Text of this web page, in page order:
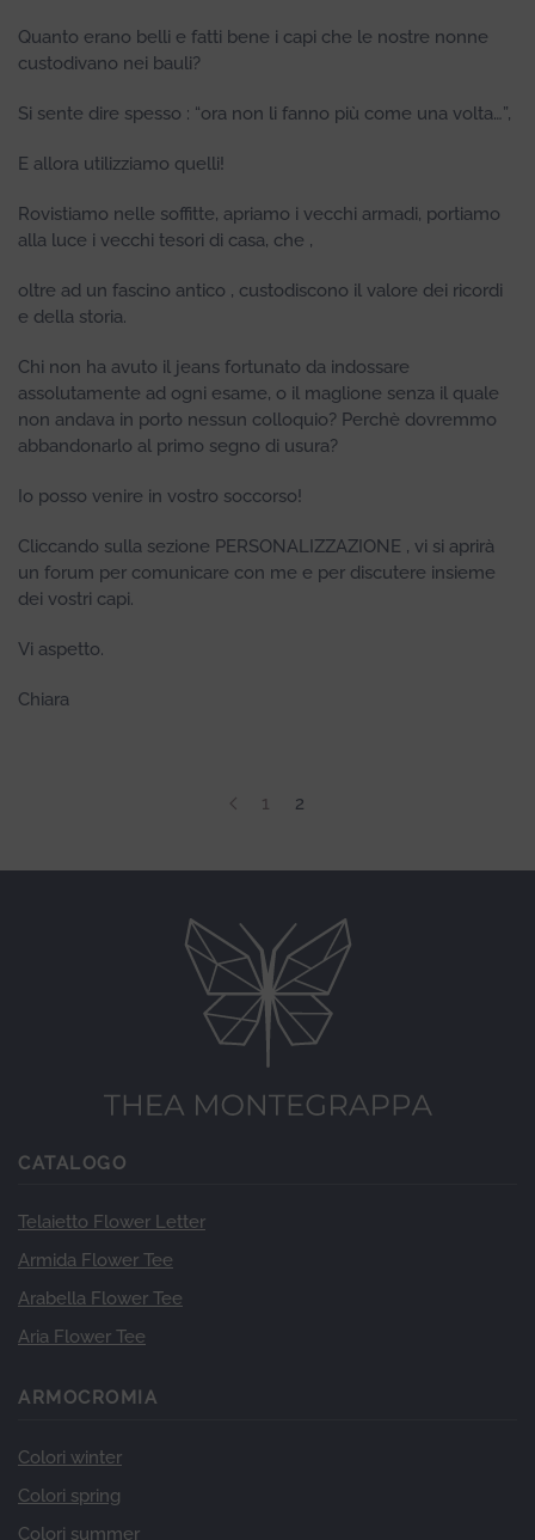
Quanto erano belli e fatti bene i capi che le nostre nonne
custodivano nei bauli?
Si sente dire spesso : “ora non li fanno più come una volta…”,
E allora utilizziamo quelli!
Rovistiamo nelle soffitte, apriamo i vecchi armadi, portiamo
alla luce i vecchi tesori di casa, che ,
oltre ad un fascino antico , custodiscono il valore dei ricordi
e della storia.
Chi non ha avuto il jeans fortunato da indossare
assolutamente ad ogni esame, o il maglione senza il quale
non andava in porto nessun colloquio? Perchè dovremmo
abbandonarlo al primo segno di usura?
Io posso venire in vostro soccorso!
Cliccando sulla sezione PERSONALIZZAZIONE , vi si aprirà
un forum per comunicare con me e per discutere insieme
dei vostri capi.
Vi aspetto.
Chiara
1 2
CATALOGO
Telaietto Flower Letter
Armida Flower Tee
Arabella Flower Tee
Aria Flower Tee
ARMOCROMIA
Colori winter
Colori spring
Colori summer